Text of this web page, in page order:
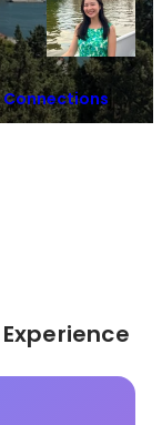
Connections